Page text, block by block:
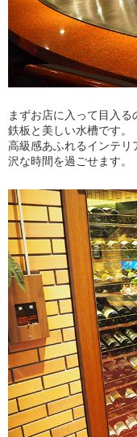
まずお店に入って目入
鉄板と美しい水槽です。
高級感あふれるインテ
沢な時間を過ごせます。